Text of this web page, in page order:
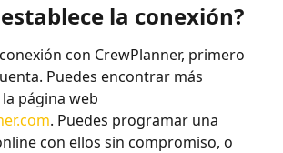
la conexión?
con CrewPlanner, primero
Puedes encontrar más
página web
. Puedes programar una
con ellos sin compromiso, o